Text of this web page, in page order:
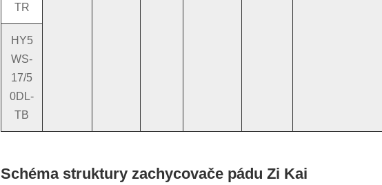
TR
HY5
WS-
17/5
0DL-
TB
Schéma struktury zachycovače pádu Zi Kai